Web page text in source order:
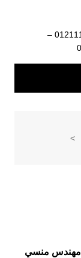
ماكينات التعبئة والتغليف 01211116954 – 01211116955 –